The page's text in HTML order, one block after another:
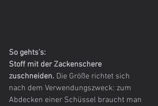
So gehts’s:
Stoff mit der Zackenschere
zuschneiden. Die Größe richtet sich
nach dem Verwendungszweck: zum
Abdecken einer Schüssel braucht man